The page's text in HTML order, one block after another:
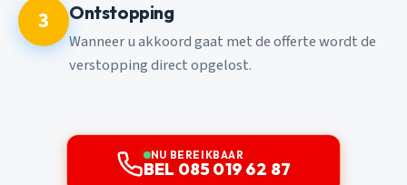
3 Ontstopping
Wanneer u akkoord gaat met de offerte wordt de
verstopping direct opgelost.
NU BEREIKBAAR
BEL 085 019 62 87